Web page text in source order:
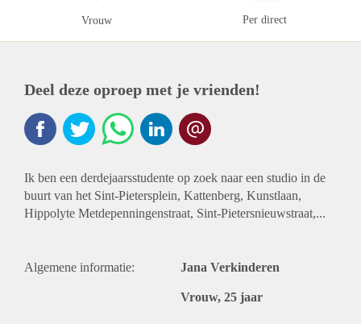
Vrouw Per direct
Deel deze oproep met je vrienden!
Ik ben een derdejaarsstudente op zoek naar een studio in de
buurt van het Sint-Pietersplein, Kattenberg, Kunstlaan,
Hippolyte Metdepenningenstraat, Sint-Pietersnieuwstraat,...
Algemene informatie: Jana Verkinderen
Vrouw, 25 jaar